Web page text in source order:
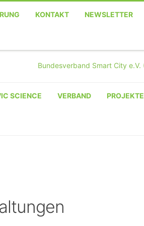
KONTAKT NEWSLETTER
SCIENCE VERBAND PROJEKTE